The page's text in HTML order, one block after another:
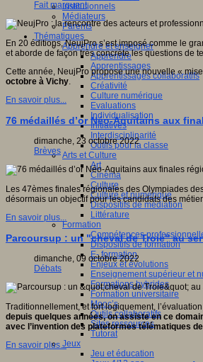
Institutionnels
Médiateurs
Parents
Thématiques
Apprendre et enseigner
Apprendre
Apprentissages
Apprentissages collaboratifs
Créativité
Culture numérique
Evaluations
Individualisation
Initiatives
Interdisciplinarité
Outils pour la classe
Arts et Culture
Art
Cinéma
Culture
Culture et numérique
Dispositifs de médiation
Littérature
Formation
Compétences
Dispositifs de formation
E- formation
Enjeux et évolutions
Enseignement supérieur et
Formations hybrides
Formation universitaire
Mooc’s
Outils collaboratifs
Sites ressources
Tutorat
Jeux
Jeu et éducation
Fait marquant
En 20 éditions, NeujPro s’est imposé comme le
et aborde de façon très concrète les questions de
Cette année, NeujPro propose une nouvelle «
octobre à Vichy.
En savoir plus...
76 médaillés d’or Néo-Aquitains aux
dimanche, 23 octobre 2022
Brèves
Les 47èmes finales régionales des Olympiades
désormais un objectif pour les candidats des
En savoir plus...
Parcoursup : un "cheval de Troie" au
dimanche, 09 octobre 2022
Débats
Traditionnellement, et fort logiquement,
depuis quelques années, on assiste en ce
avec l’invention des plateformes télématiques
En savoir plus...